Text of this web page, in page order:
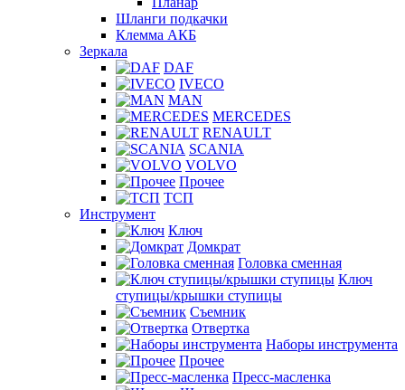
Шланги подкачки
Клемма АКБ
Зеркала
DAF
IVECO
MAN
MERCEDES
RENAULT
SCANIA
VOLVO
Прочее
ТСП
Инструмент
Ключ
Домкрат
Головка сменная
Ключ
ступицы/крышки ступицы
Съемник
Отвертка
Наборы инструмента
Прочее
Пресс-масленка